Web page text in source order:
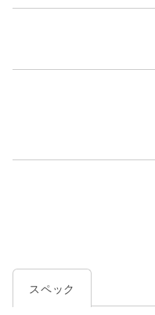
スペック